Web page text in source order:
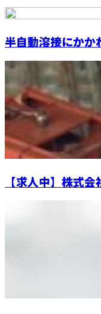
半自動溶接にかか
【求人中】株式